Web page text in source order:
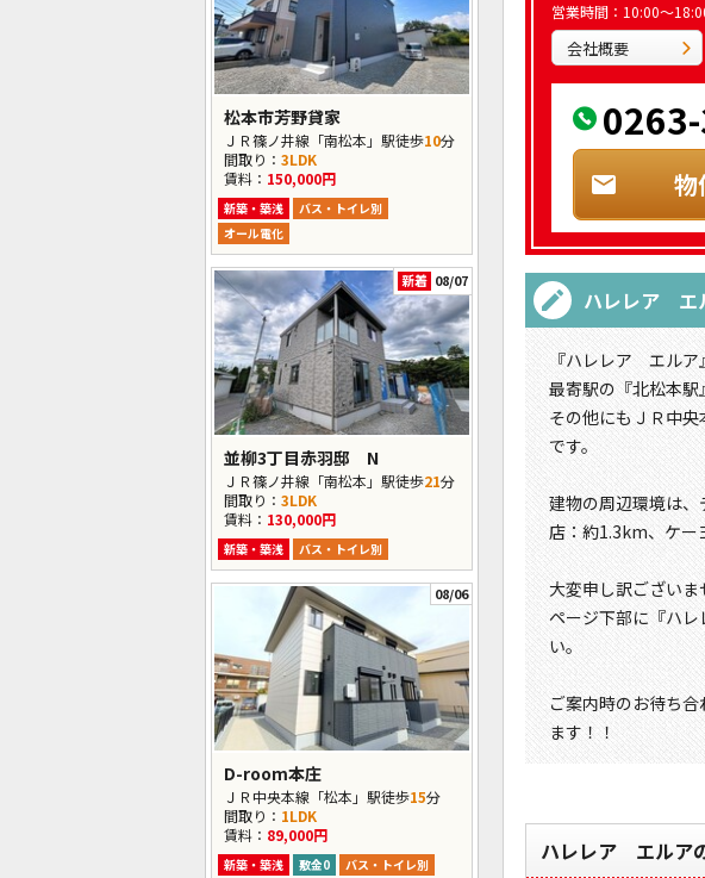
松本市芳野貸家
ＪＲ篠ノ井線「南松本」駅徒歩10分
間取り： 3LDK
賃料： 150,000円
新築・築浅
バス・トイレ別
オール電化
新着 08/07
並柳3丁目赤羽邸 N
ＪＲ篠ノ井線「南松本」駅徒歩21分
間取り： 3LDK
賃料： 130,000円
新築・築浅 バス・トイレ別
08/06
D-room本庄
ＪＲ中央本線「松本」駅徒歩15分
間取り： 1LDK
賃料： 89,000円
新築・築浅 敷金0
バス・トイレ別
営業時間：10:00～
会社概要
物
ハレレア エ
『ハレレア エルア
最寄駅の『北松本
その他にもＪＲ中
です。
建物の周辺環境は
店：約1.3km、ケー
大変申し訳ござい
ページ下部に『ハ
い。
ご案内時のお待ち
ます！！
ハレレア エルア